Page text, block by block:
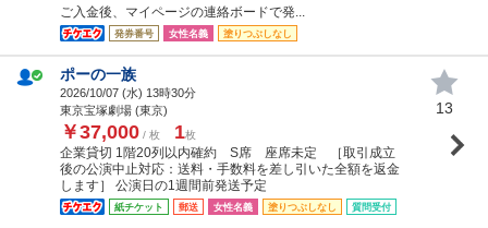
ご入金後、マイページの連絡ボードで発...
発券番号 女性名義 塗りつぶしなし
ポーの一族
2026/10/07 (水) 13時30分
東京宝塚劇場 (東京)
￥37,000 / 枚 1枚
企業貸切 1階20列以内確約 S席 座席未定 ［取引成立
後の公演中止対応：送料・手数料を差し引いた全額を返金
します］ 公演日の1週間前発送予定
紙チケット 郵送 女性名義 塗りつぶしなし 質問受付
13